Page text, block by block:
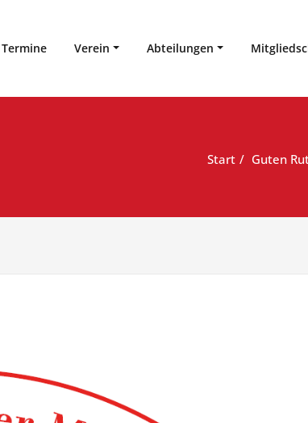
Termine Verein Abteilungen
Start Guten